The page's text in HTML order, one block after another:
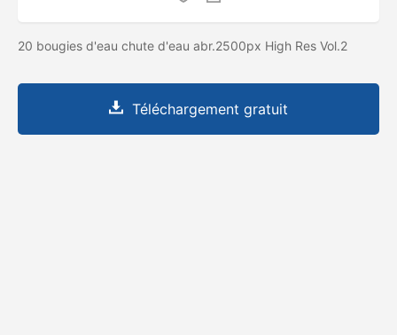
20 bougies d'eau chute d'eau abr.2500px High Res Vol.2
Téléchargement gratuit